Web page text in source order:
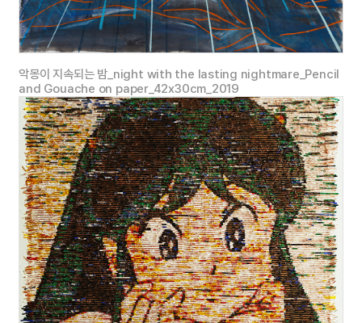
선이 미가 되는
순간은
존재의 가상성을
깨닫는 순간이고,전환의 순간이며,실재를 경험하는 순간이다.
평평한 대지에
만물이 생멸하듯
끊임없이 선을
긋고,쌓아 올려 무한의 표면이 되길 바란다.
악몽이 지속되는 밤_night with the lasting nightmare_Pencil
and Gouache on paper_42x30cm_2019